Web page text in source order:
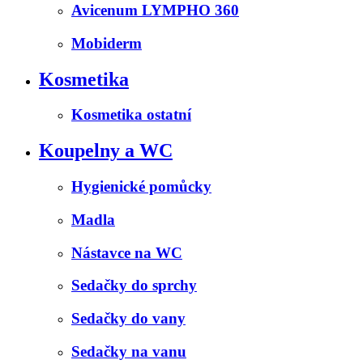
Avicenum LYMPHO 360
Mobiderm
Kosmetika
Kosmetika ostatní
Koupelny a WC
Hygienické pomůcky
Madla
Nástavce na WC
Sedačky do sprchy
Sedačky do vany
Sedačky na vanu